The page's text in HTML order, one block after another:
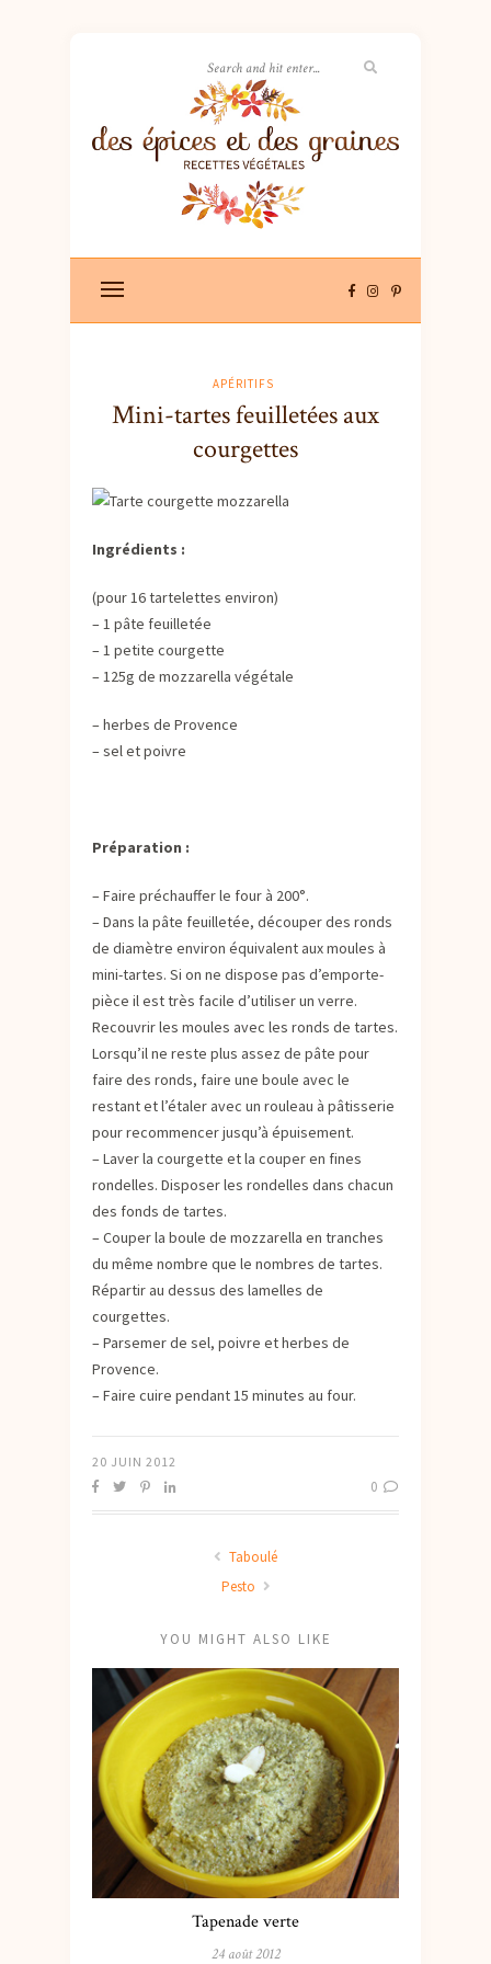
APÉRITIFS
Mini-tartes feuilletées aux
courgettes
Ingrédients :
(pour 16 tartelettes environ)
– 1 pâte feuilletée
– 1 petite courgette
– 125g de mozzarella végétale
– herbes de Provence
– sel et poivre
Préparation :
– Faire préchauffer le four à 200°.
– Dans la pâte feuilletée, découper des ronds
de diamètre environ équivalent aux moules à
mini-tartes. Si on ne dispose pas d’emporte-
pièce il est très facile d’utiliser un verre.
Recouvrir les moules avec les ronds de tartes.
Lorsqu’il ne reste plus assez de pâte pour
faire des ronds, faire une boule avec le
restant et l’étaler avec un rouleau à pâtisserie
pour recommencer jusqu’à épuisement.
– Laver la courgette et la couper en fines
rondelles. Disposer les rondelles dans chacun
des fonds de tartes.
– Couper la boule de mozzarella en tranches
du même nombre que le nombres de tartes.
Répartir au dessus des lamelles de
courgettes.
– Parsemer de sel, poivre et herbes de
Provence.
– Faire cuire pendant 15 minutes au four.
20 JUIN 2012
0
Taboulé
Pesto
YOU MIGHT ALSO LIKE
Tapenade verte
24 août 2012